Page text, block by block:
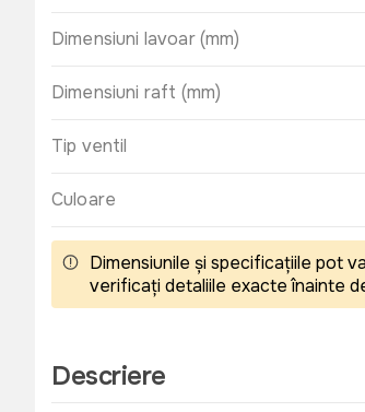
Dimensiuni lavoar (mm)
Dimensiuni raft (mm)
Tip ventil
Culoare
Dimensiunile și specificațiile pot
verificați detaliile exacte înainte
Descriere